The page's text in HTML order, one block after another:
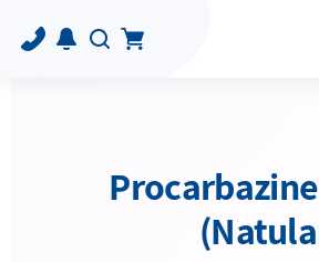
פרוקרבזין - Procarbazine